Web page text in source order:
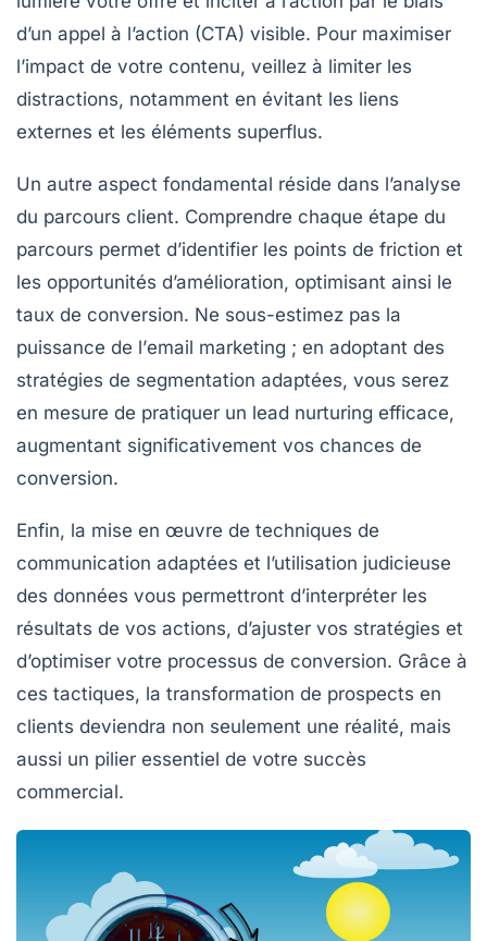
d’un appel à l’action (CTA) visible. Pour maximiser
l’impact de votre contenu, veillez à limiter les
distractions, notamment en évitant les liens
externes et les éléments superflus.
Un autre aspect fondamental réside dans l’analyse
du parcours client. Comprendre chaque étape du
parcours permet d’identifier les points de friction et
les opportunités d’amélioration, optimisant ainsi le
taux de conversion. Ne sous-estimez pas la
puissance de l’email marketing ; en adoptant des
stratégies de segmentation adaptées, vous serez
en mesure de pratiquer un lead nurturing efficace,
augmentant significativement vos chances de
conversion.
Enfin, la mise en œuvre de techniques de
communication adaptées et l’utilisation judicieuse
des données vous permettront d’interpréter les
résultats de vos actions, d’ajuster vos stratégies et
d’optimiser votre processus de conversion. Grâce à
ces tactiques, la transformation de prospects en
clients deviendra non seulement une réalité, mais
aussi un pilier essentiel de votre succès
commercial.